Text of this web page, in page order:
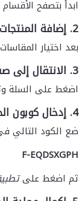
ابدأ بتصفح
2. إضافة المنتجات إلى السلة
بعد اختيار
3. الانتقال إلى صفحة الدفع
اضغط على السلة
4. إدخال كوبون الخصم
ضع الكود التالي
F-EQDSXGPH
ثم اضغط على